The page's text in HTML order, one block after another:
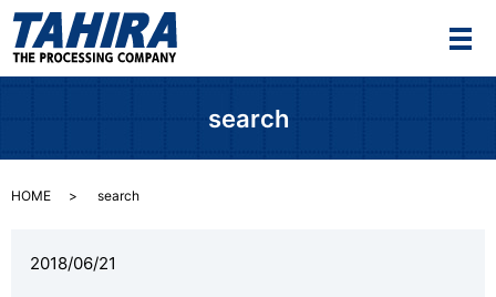
メ
search
HOME search
2018/06/21